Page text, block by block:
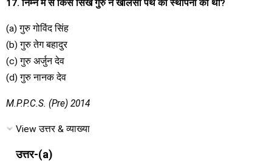
17. निम्न में से किस सिख गुरु ने खालसा पंथ की स्थापना की थी?
(a) गुरु गोविंद सिंह
(b) गुरु तेग बहादुर
(c) गुरु अर्जुन देव
(d) गुरु नानक देव
M.P.P.C.S. (Pre) 2014
View उत्तर & व्याख्या
उत्तर-(a)